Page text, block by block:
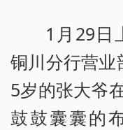
1月29日
铜川分行营业
5岁的张大爷
鼓鼓囊囊的